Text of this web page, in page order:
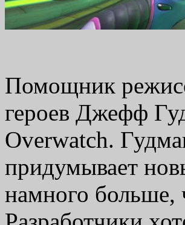
Помощник
героев Джефф
Overwatch.
придумывает
намного больше,